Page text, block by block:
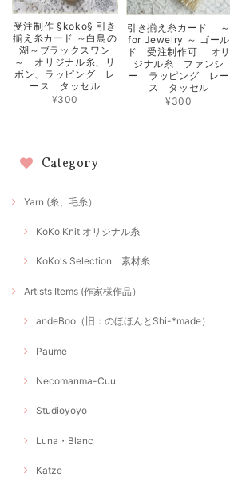
受注制作 §koko§ 引き
揃え糸カード ～白鳥の
湖～ブラックスワン
～ オリジナル糸、リ
ボン、ラッピング レ
ース タッセル
¥300
引き揃え糸カード ～
for Jewelry ～ ゴール
ド 受注制作可 オリ
ジナル糸 ファンシ
ー ラッピング レー
ス タッセル
¥300
Category
Yarn (糸、毛糸）
KoKo Knit オリジナル糸
KoKo's Selection 素材糸
Artists Items (作家様作品）
andeBoo（旧：のほほんとShi-*made）
Paume
Necomanma-Cuu
Studioyoyo
Luna・Blanc
Katze